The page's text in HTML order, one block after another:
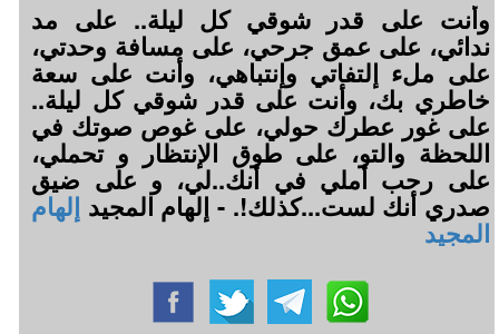
وأنت على قدر شوقي كل ليلة.. على مد
ندائي، على عمق جرحي، على مسافة وحدتي،
على ملء إلتفاتي وإنتباهي، وأنت على سعة
خاطري بك، وأنت على قدر شوقي كل ليلة..
على غور عطرك حولي، على غوص صوتك في
اللحظة والتو، على طوق الإنتظار و تحملي،
على رحب أملي في أنك..لي، و على ضيق
صدري أنك لست...كذلك!. - إلهام المجيد إلهام
المجيد